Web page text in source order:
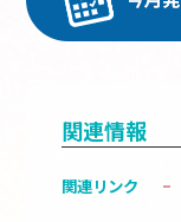
関連情報
関連リンク